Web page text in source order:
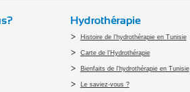
Hydrothérapie
Histoire de l'hydrothérapie en Tunisie
Carte de l'Hydrothérapie
Bienfaits de l'hydrothérapie en Tunisie
Le saviez-vous ?